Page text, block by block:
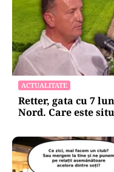
repetă
pentru
publice
Alte